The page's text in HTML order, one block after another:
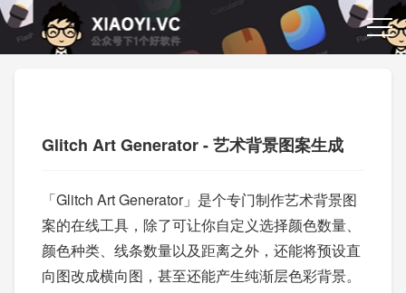
Glitch Art Generator - 艺术背景图案生成
「Glitch Art Generator」是个专门制作艺术背景图
案的在线工具，除了可让你自定义选择颜色数量、
颜色种类、线条数量以及距离之外，还能将预设直
向图改成横向图，甚至还能产生纯渐层色彩背景。